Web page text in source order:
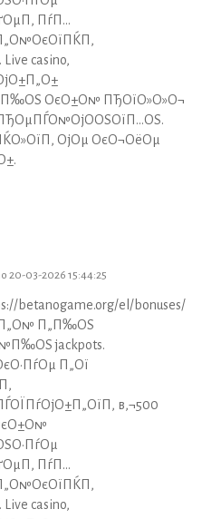
ПѓП…
casino,
ОєО±О№ ПЂОїО»О»О¬
ОјОµ ОєО¬ОёОµ
20-03-2026 15:44:25
betanogame.org/el/bonuses/
П„П‰ОЅ
jackpots.
П„Ої
в‚¬500
ПѓП…
casino,